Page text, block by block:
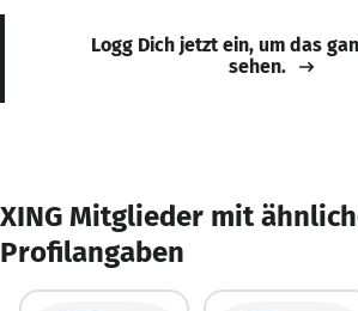
Logg Dich jetzt ein, um das
sehen.
XING Mitglieder mit
Profilangaben